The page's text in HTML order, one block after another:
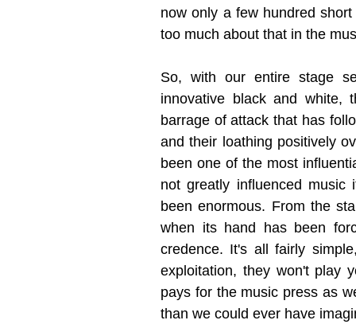
now only a few hundred
too much about that in the
So, with our entire stage
innovative black and white,
barrage of attack that has
and their loathing positively
been one of the most
not greatly influenced
been enormous. From the
when its hand has been
credence. It's all fairly
exploitation, they won't play
pays for the music press as
than we could ever have